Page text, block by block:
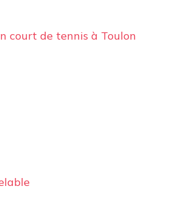
court de tennis à Toulon